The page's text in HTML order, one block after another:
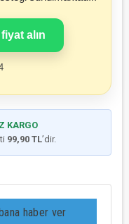
alın
KARGO
99,90 TL’dir.
haber ver